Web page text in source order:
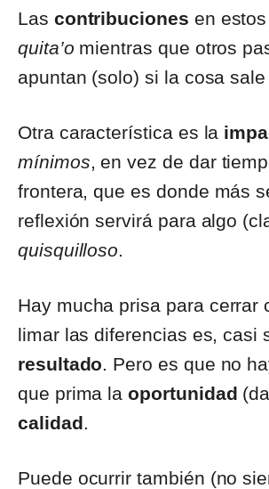
Las contribuciones en
quita’o mientras que otros
apuntan (solo) si la cosa sale
Otra característica es la
mínimos, en vez de dar
frontera, que es donde más
reflexión servirá para algo
quisquilloso.
Hay mucha prisa para cerrar
limar las diferencias es, casi
resultado. Pero es que no
que prima laoportunidad
calidad.
Puede ocurrir también (no